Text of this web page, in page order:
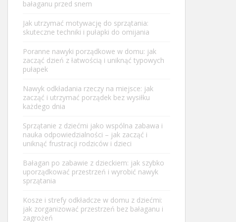
bałaganu przed snem
Jak utrzymać motywację do sprzątania:
skuteczne techniki i pułapki do omijania
Poranne nawyki porządkowe w domu: jak
zacząć dzień z łatwością i uniknąć typowych
pułapek
Nawyk odkładania rzeczy na miejsce: jak
zacząć i utrzymać porządek bez wysiłku
każdego dnia
Sprzątanie z dziećmi jako wspólna zabawa i
nauka odpowiedzialności – jak zacząć i
uniknąć frustracji rodziców i dzieci
Bałagan po zabawie z dzieckiem: jak szybko
uporządkować przestrzeń i wyrobić nawyk
sprzątania
Kosze i strefy odkładcze w domu z dziećmi:
jak zorganizować przestrzeń bez bałaganu i
zagrożeń